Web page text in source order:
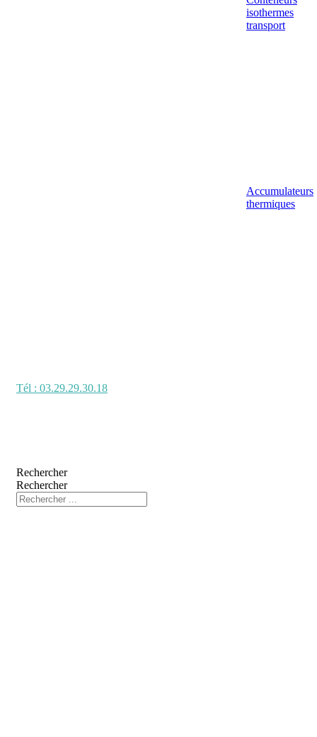
isothermes
transport
Accumulateurs
thermiques
Tél : 03.29.29.30.18
Rechercher
Rechercher